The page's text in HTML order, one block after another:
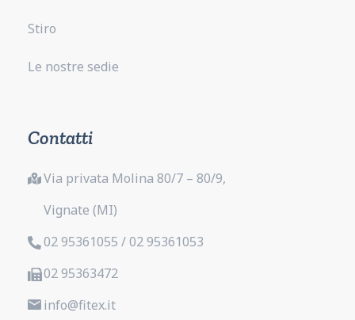
Stiro
Le nostre sedie
Contatti
Via privata Molina 80/7 – 80/9,
Vignate (MI)
02 95361055 / 02 95361053
02 95363472
info@fitex.it